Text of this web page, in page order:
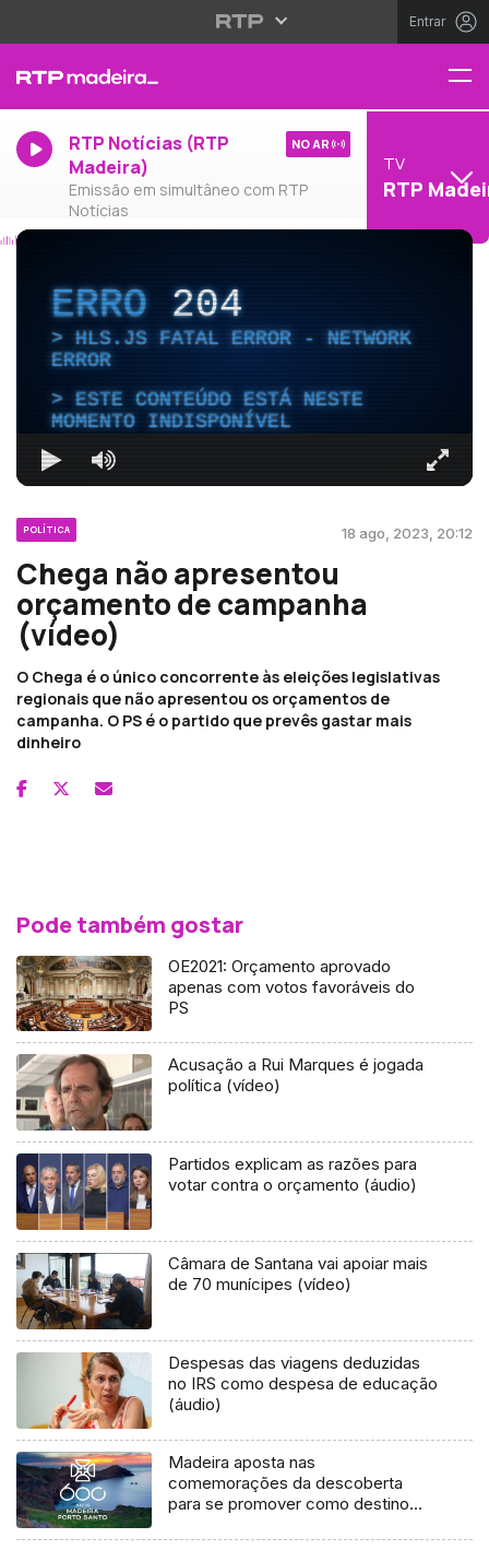
Entrar
RTP Notícias (RTP
Madeira)
Emissão em simultâneo com RTP
Notícias
NO AR
TV
RTP
ERRO204
HLS.JS FATAL ERROR - NETWORK
ERROR
ESTE CONTEÚDO ESTÁ NESTE
MOMENTO INDISPONÍVEL
POLÍTICA 18 ago, 2023, 20:12
Chega não apresentou
orçamento de campanha
(vídeo)
O Chega é o único concorrente às eleições legislativas
regionais que não apresentou os orçamentos de
campanha. O PS é o partido que prevês gastar mais
dinheiro
Pode também gostar
OE2021: Orçamento aprovado
apenas com votos favoráveis do
PS
Acusação a Rui Marques é jogada
política (vídeo)
Partidos explicam as razões para
votar contra o orçamento (áudio)
Câmara de Santana vai apoiar mais
de 70 munícipes (vídeo)
Despesas das viagens deduzidas
no IRS como despesa de educação
(áudio)
Madeira aposta nas
comemorações da descoberta
para se promover como destino